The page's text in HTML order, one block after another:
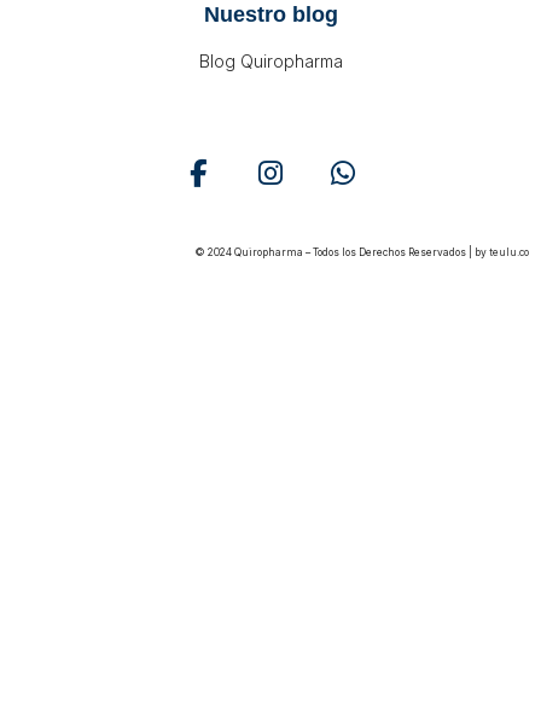
Nuestro blog
Blog Quiropharma
© 2024 Quiropharma – Todos los Derechos Reservados | by teulu.co